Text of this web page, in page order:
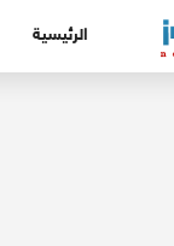
الرئيسية